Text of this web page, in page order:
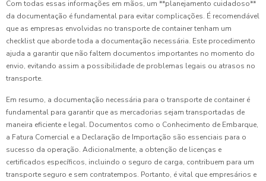
Com todas essas informações em mãos, um **planejamento cuidadoso**
da documentação é fundamental para evitar complicações. É recomendável
que as empresas envolvidas no transporte de container tenham um
checklist que aborde toda a documentação necessária. Este procedimento
ajuda a garantir que não faltem documentos importantes no momento do
envio, evitando assim a possibilidade de problemas legais ou atrasos no
transporte.
Em resumo, a documentação necessária para o transporte de container é
fundamental para garantir que as mercadorias sejam transportadas de
maneira eficiente e legal. Documentos como o Conhecimento de Embarque,
a Fatura Comercial e a Declaração de Importação são essenciais para o
sucesso da operação. Adicionalmente, a obtenção de licenças e
certificados específicos, incluindo o seguro de carga, contribuem para um
transporte seguro e sem contratempos. Portanto, é vital que empresários e